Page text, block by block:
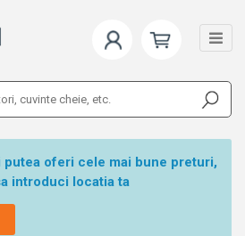
putea oferi cele mai bune preturi,
introduci locatia ta